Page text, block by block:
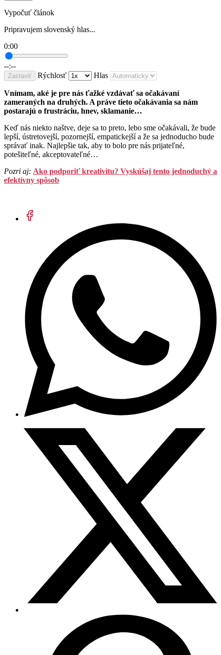
Vypočuť článok
Pripravujem slovenský hlas...
0:00
--:--
Zastaviť Rýchlosť Hlas
Vnímam, aké je pre nás ťažké vzdávať sa očakávaní
zameraných na druhých. A práve tieto očakávania sa nám
postarajú o frustráciu, hnev, sklamanie…
Keď nás niekto naštve, deje sa to preto, lebo sme očakávali, že bude
lepší, ústretovejší, pozornejší, empatickejší a že sa jednoducho bude
správať inak. Najlepšie tak, aby to bolo pre nás prijateľné,
potešiteľné, akceptovateľné…
Pozri aj: Ako podporiť kreativitu? Vyskúšaj tento jednoduchý a
efektívny spôsob